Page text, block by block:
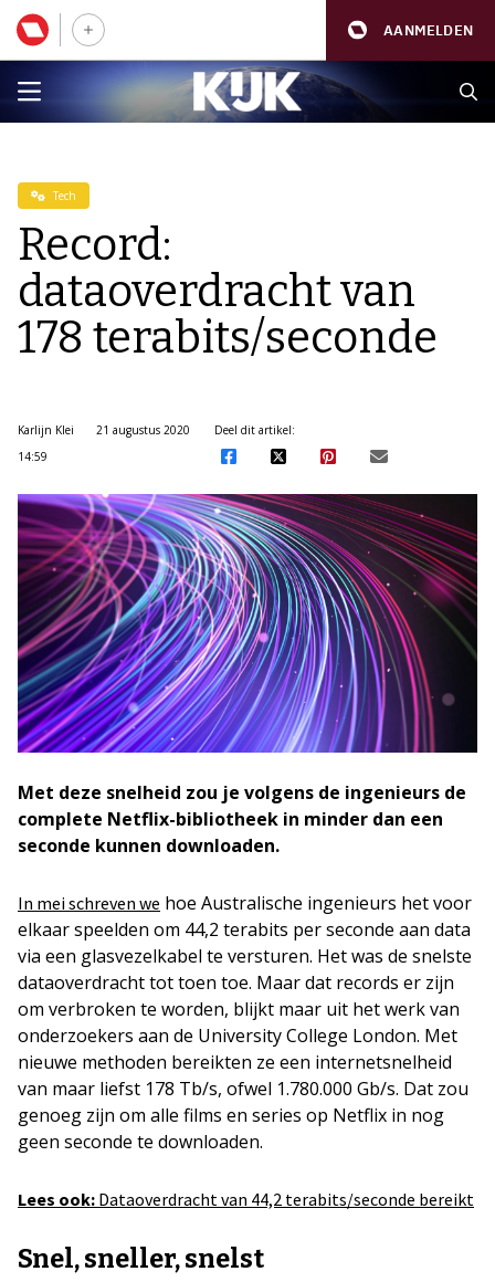
AANMELDEN
Tech
Record:
dataoverdracht van
178 terabits/seconde
Karlijn Klei
21 augustus 2020
14:59
Deel dit artikel:
Met deze snelheid zou je volgens de ingenieurs de
complete Netflix-bibliotheek in minder dan een
seconde kunnen downloaden.
In mei schreven we hoe Australische ingenieurs het voor
elkaar speelden om 44,2 terabits per seconde aan data
via een glasvezelkabel te versturen. Het was de snelste
dataoverdracht tot toen toe. Maar dat records er zijn
om verbroken te worden, blijkt maar uit het werk van
onderzoekers aan de University College London. Met
nieuwe methoden bereikten ze een internetsnelheid
van maar liefst 178 Tb/s, ofwel 1.780.000 Gb/s. Dat zou
genoeg zijn om alle films en series op Netflix in nog
geen seconde te downloaden.
Lees ook: Dataoverdracht van 44,2 terabits/seconde bereikt
Snel, sneller, snelst